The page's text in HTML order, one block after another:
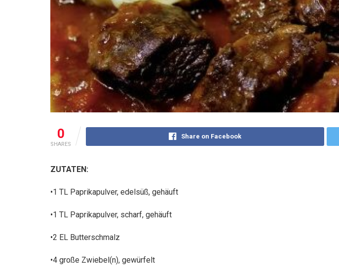
0
SHARES
Share on Facebook
ZUTATEN:
•1 TL Paprikapulver, edelsüß, gehäuft
•1 TL Paprikapulver, scharf, gehäuft
•2 EL Butterschmalz
•4 große Zwiebel(n), gewürfelt